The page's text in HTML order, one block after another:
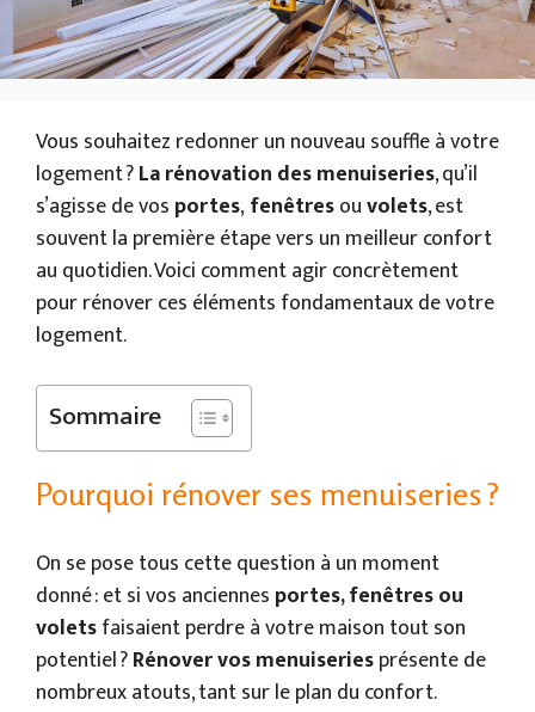
Vous souhaitez redonner un nouveau souffle à votre
logement ?La rénovation des menuiseries, qu’il
s’agisse de vos portes,fenêtresouvolets, est
souvent la première étape vers un meilleur confort
au quotidien. Voici comment agir concrètement
pour rénover ces éléments fondamentaux de votre
logement.
Sommaire
Pourquoi rénover ses menuiseries ?
On se pose tous cette question à un moment
donné : et si vos anciennes portes, fenêtres ou
voletsfaisaient perdre à votre maison tout son
potentiel ?Rénover vos menuiseriesprésente de
nombreux atouts, tant sur le plan du confort.